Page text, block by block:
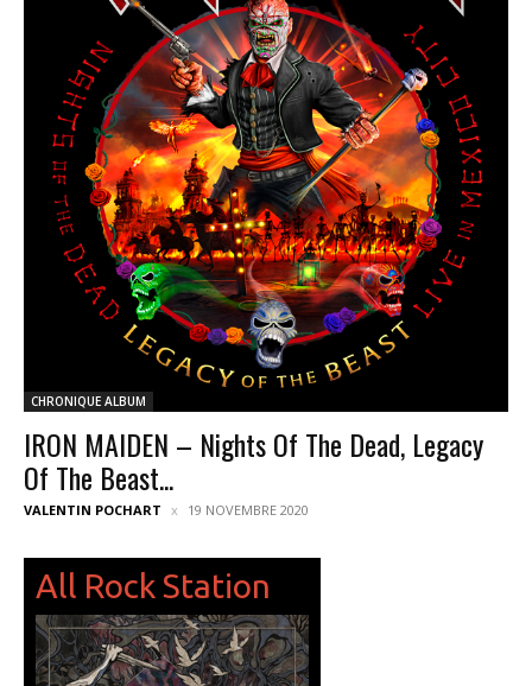
CHRONIQUE ALBUM
IRON MAIDEN – Nights Of The Dead, Legacy
Of The Beast...
VALENTIN POCHART 19 NOVEMBRE 2020